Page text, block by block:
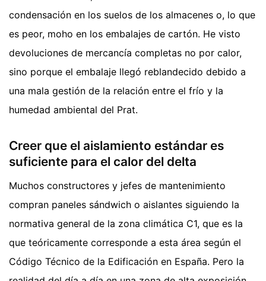
condensación en los suelos de los almacenes o, lo que
es peor, moho en los embalajes de cartón. He visto
devoluciones de mercancía completas no por calor,
sino porque el embalaje llegó reblandecido debido a
una mala gestión de la relación entre el frío y la
humedad ambiental del Prat.
Creer que el aislamiento estándar es
suficiente para el calor del delta
Muchos constructores y jefes de mantenimiento
compran paneles sándwich o aislantes siguiendo la
normativa general de la zona climática C1, que es la
que teóricamente corresponde a esta área según el
Código Técnico de la Edificación en España. Pero la